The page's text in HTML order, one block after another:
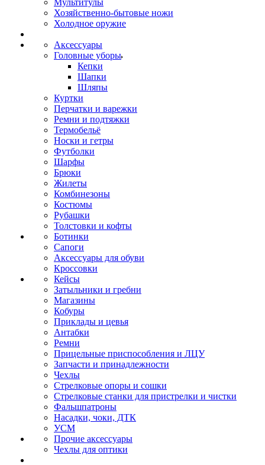
Мультитулы
Хозяйственно-бытовые ножи
Холодное оружие
Аксессуары
Головные уборы
Кепки
Шапки
Шляпы
Куртки
Перчатки и варежки
Ремни и подтяжки
Термобельё
Носки и гетры
Футболки
Шарфы
Брюки
Жилеты
Комбинезоны
Костюмы
Рубашки
Толстовки и кофты
Ботинки
Сапоги
Аксессуары для обуви
Кроссовки
Кейсы
Затыльники и гребни
Магазины
Кобуры
Приклады и цевья
Антабки
Ремни
Прицельные приспособления и ЛЦУ
Запчасти и принадлежности
Чехлы
Стрелковые опоры и сошки
Стрелковые станки для пристрелки и чистки
Фальшпатроны
Насадки, чоки, ДТК
УСМ
Прочие аксессуары
Чехлы для оптики